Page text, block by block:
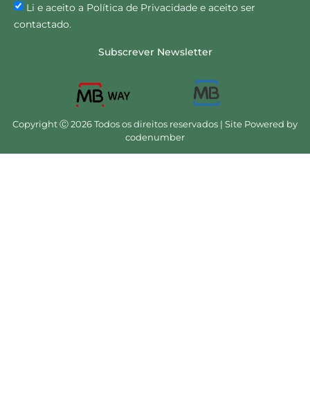
Li e aceito a Política de Privacidade e aceito ser
contactado.
Subscrever Newsletter
Copyright Ⓒ 2026 Todos os direitos reservados | Site Powered by
codenumber